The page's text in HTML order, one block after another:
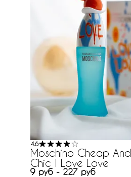
4.6
Moschino Cheap And
Chic I Love Love
9 руб - 227 руб